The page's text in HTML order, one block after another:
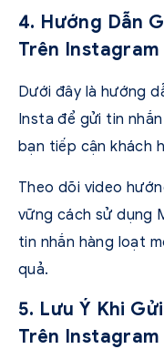
4. Hướng Dẫn
Trên
Dưới đây là hướng
Insta để gửi tin
bạn tiếp cận khách
Theo dõi video
vững cách sử dụng
tin nhắn hàng loạt
quả.
5. Lưu Ý Khi
Trên Instagram